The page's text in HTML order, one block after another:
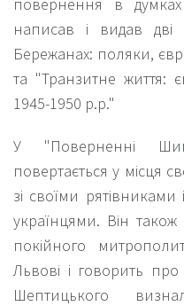
написав і видав
Бережанах: поляки,
та "Транзитне життя:
1945-1950 р.р."
У "Поверненні
повертається у місця
зі своїми рятівниками
українцями. Він також
покійного
Львові і говорить
Шептицького